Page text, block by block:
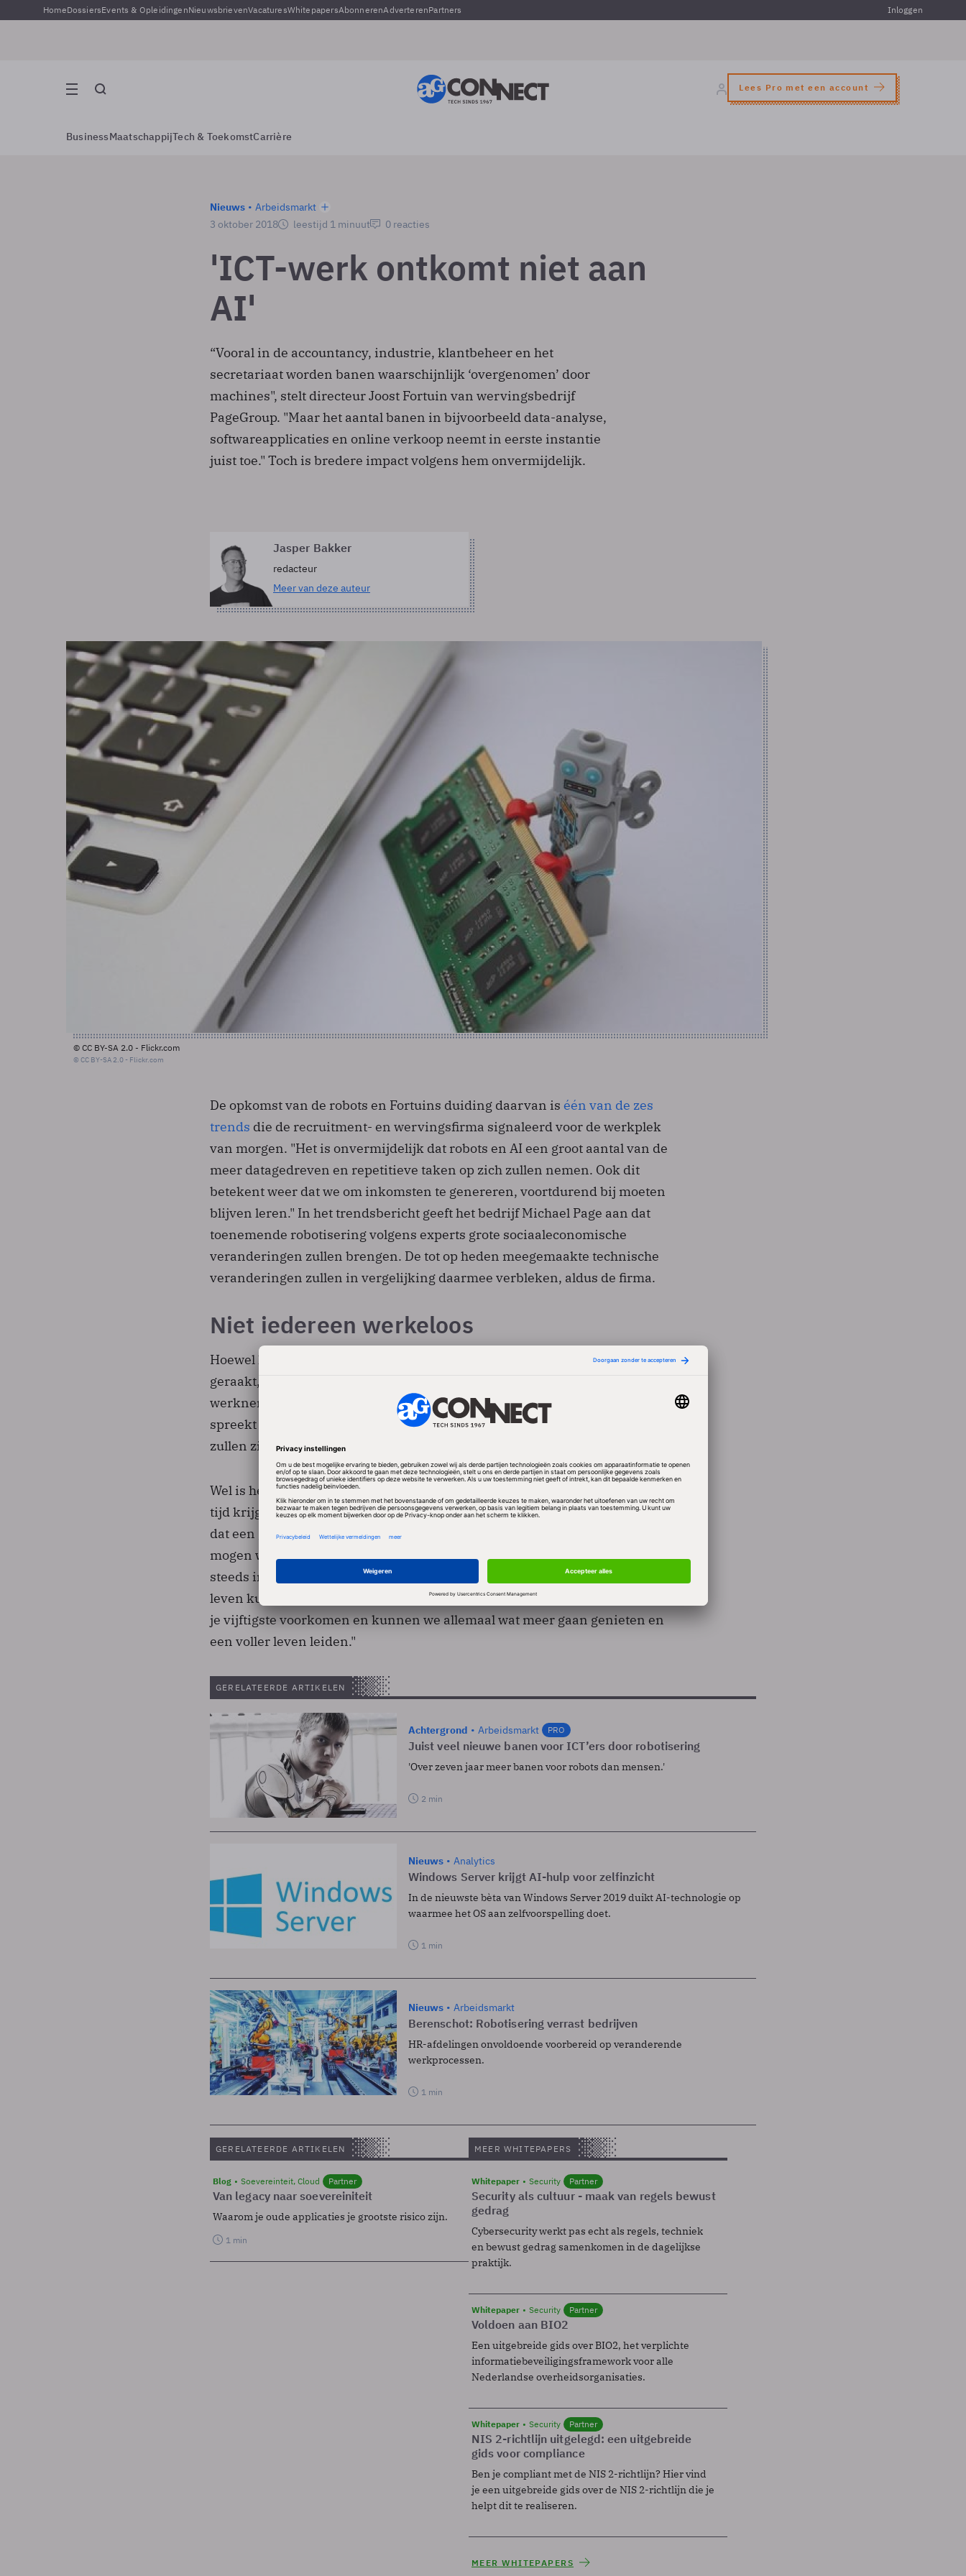
HomeDossiersEvents & OpleidingenNieuwsbrievenVacaturesWhitepapersAbonnerenAdverterenPartners Inloggen
Lees Pro met een account
BusinessMaatschappijTech & ToekomstCarrière
Nieuws
Arbeidsmarkt
3 oktober 2018
leestijd 1 minuut 0 reacties
'ICT-werk ontkomt niet aan
AI'
“Vooral in de accountancy, industrie, klantbeheer en het
secretariaat worden banen waarschijnlijk ‘overgenomen’ door
machines", stelt directeur Joost Fortuin van wervingsbedrijf
PageGroup. "Maar het aantal banen in bijvoorbeeld data-analyse,
softwareapplicaties en online verkoop neemt in eerste instantie
juist toe." Toch is bredere impact volgens hem onvermijdelijk.
Jasper Bakker
redacteur
Meer van deze auteur
© CC BY-SA 2.0 - Flickr.com
© CC BY-SA 2.0 - Flickr.com
De opkomst van de robots en Fortuins duiding daarvan is één van de zes
trends die de recruitment- en wervingsfirma signaleerd voor de werkplek
van morgen. "Het is onvermijdelijk dat robots en AI een groot aantal van de
meer datagedreven en repetitieve taken op zich zullen nemen. Ook dit
betekent weer dat we om inkomsten te genereren, voortdurend bij moeten
blijven leren." In het trendsbericht geeft het bedrijf Michael Page aan dat
toenemende robotisering volgens experts grote sociaaleconomische
veranderingen zullen brengen. De tot op heden meegemaakte technische
veranderingen zullen in vergelijking daarmee verbleken, aldus de firma.
Niet iedereen werkeloos
Hoewel laaggeschoolde banen als eerste door de automatisering worden
geraakt, zullen - dankzij de snelle ontwikkelingen op het vlak van AI - ook
werknemers in andere sectoren met robotisering te maken krijgen. Fortuin
spreekt de notie tegen dat mensen daardoor dan allemaal werkeloos thuis
zullen zitten, omdat robots de banen hebben overgenomen.
Wel is het volgens hem zo dat werknemers de komende decennia meer vrije
tijd krijgen en moeten leren om daar mee om te gaan. "En misschien is ook
dat een goede zaak: we hebben de afgelopen 50 jaar veel opgebouwd en daar
mogen we ook wel eens van gaan genieten. Het kan ertoe leiden dat ons werk
steeds inhoudelijker wordt en dat we allerlei verschillende dingen in ons
leven kunnen doen. Zo kun je bijvoorbeeld ‘professionele vermoeidheid’ op
je vijftigste voorkomen en kunnen we allemaal wat meer gaan genieten en
een voller leven leiden."
GERELATEERDE ARTIKELEN
Achtergrond Arbeidsmarkt PRO
Juist veel nieuwe banen voor ICT’ers door robotisering
'Over zeven jaar meer banen voor robots dan mensen.'
2 min
Nieuws Analytics
Windows Server krijgt AI-hulp voor zelfinzicht
In de nieuwste bèta van Windows Server 2019 duikt AI-technologie op
waarmee het OS aan zelfvoorspelling doet.
1 min
Nieuws Arbeidsmarkt
Berenschot: Robotisering verrast bedrijven
HR-afdelingen onvoldoende voorbereid op veranderende
werkprocessen.
1 min
GERELATEERDE ARTIKELEN
Blog Soevereinteit, Cloud Partner
Van legacy naar soevereiniteit
Waarom je oude applicaties je grootste risico zijn.
1 min
MEER WHITEPAPERS
Whitepaper Security Partner
Security als cultuur - maak van regels bewust
gedrag
Cybersecurity werkt pas echt als regels, techniek
en bewust gedrag samenkomen in de dagelijkse
praktijk.
Whitepaper Security Partner
Voldoen aan BIO2
Een uitgebreide gids over BIO2, het verplichte
informatiebeveiligingsframework voor alle
Nederlandse overheidsorganisaties.
Whitepaper Security Partner
NIS 2-richtlijn uitgelegd: een uitgebreide
gids voor compliance
Ben je compliant met de NIS 2-richtlijn? Hier vind
je een uitgebreide gids over de NIS 2-richtlijn die je
helpt dit te realiseren.
MEER WHITEPAPERS